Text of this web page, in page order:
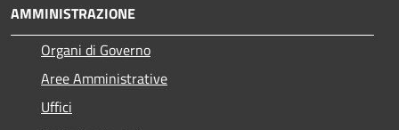
AMMINISTRAZIONE
Organi di Governo
Aree Amministrative
Uffici